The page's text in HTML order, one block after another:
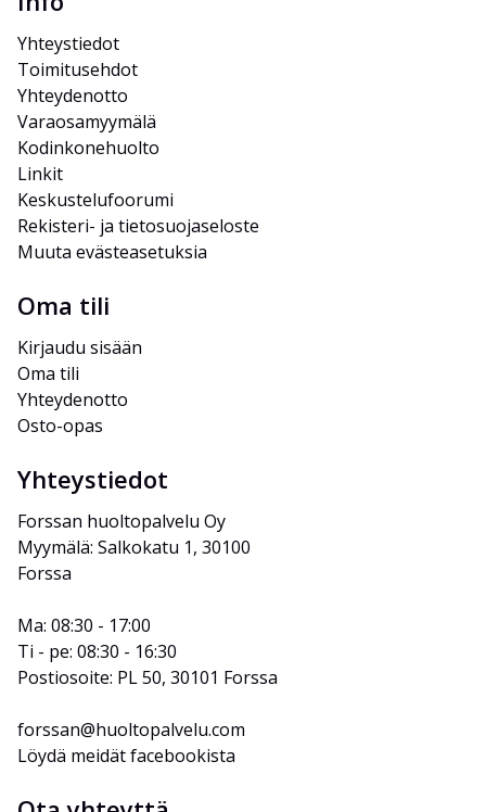
Yhteystiedot
Toimitusehdot
Yhteydenotto
Varaosamyymälä
Kodinkonehuolto
Linkit
Keskustelufoorumi
Rekisteri- ja tietosuojaseloste
Muuta evästeasetuksia
Oma tili
Kirjaudu sisään
Oma tili
Yhteydenotto
Osto-opas
Yhteystiedot
Forssan huoltopalvelu Oy
Myymälä: Salkokatu 1, 30100
Forssa
Ma: 08:30 - 17:00
Ti - pe: 08:30 - 16:30
Postiosoite: PL 50, 30101 Forssa
forssan@huoltopalvelu.com
Löydä meidät facebookista